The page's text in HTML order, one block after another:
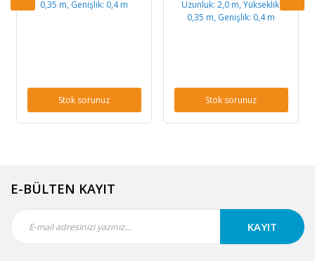
0,35 m, Genişlik: 0,4 m
Stok sorunuz
Uzunluk: 2,0 m, Yükseklik:
0,35 m, Genişlik: 0,4 m
Stok sorunuz
E-BÜLTEN KAYIT
KAYIT